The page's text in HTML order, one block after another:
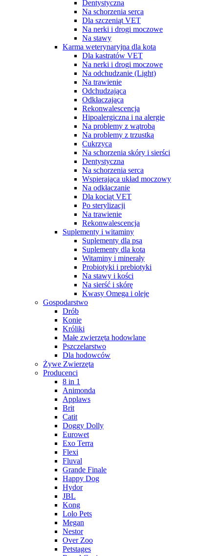
Dentystyczna
Na schorzenia serca
Dla szczeniąt VET
Na nerki i drogi moczowe
Na stawy
Karma weterynaryjna dla kota
Dla kastratów VET
Na nerki i drogi moczowe
Na odchudzanie (Light)
Na trawienie
Odchudzająca
Odkłaczająca
Rekonwalescencja
Hipoalergiczna i na alergie
Na problemy z wątrobą
Na problemy z trzustką
Cukrzyca
Na schorzenia skóry i sierści
Dentystyczna
Na schorzenia serca
Wspierająca układ moczowy
Na odkłaczanie
Dla kociąt VET
Po sterylizacji
Na trawienie
Rekonwalescencja
Suplementy i witaminy
Suplementy dla psa
Suplementy dla kota
Witaminy i minerały
Probiotyki i prebiotyki
Na stawy i kości
Na sierść i skórę
Kwasy Omega i oleje
Gospodarstwo
Drób
Konie
Króliki
Małe zwierzęta hodowlane
Pszczelarstwo
Dla hodowców
Żywe Zwierzęta
Producenci
8 in 1
Animonda
Applaws
Brit
Catit
Doggy Dolly
Eurowet
Exo Terra
Flexi
Fluval
Grande Finale
Happy Dog
Hydor
JBL
Kong
Lolo Pets
Megan
Nestor
Over Zoo
Petstages